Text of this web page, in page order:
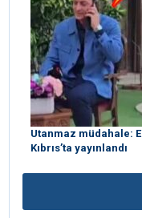
Utanmaz müdahale:
Kıbrıs’ta yayınlandı